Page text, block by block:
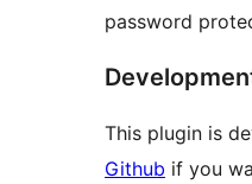
password
This plugin is
Github if you